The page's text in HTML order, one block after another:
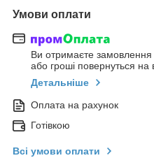
Умови оплати
Ви отримаєте замовлення
або гроші повернуться на
Детальніше
Оплата на рахунок
Готівкою
Всі умови оплати